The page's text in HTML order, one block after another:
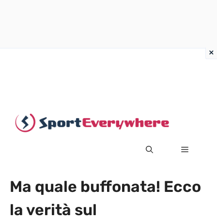
MENU
Ma quale buffonata! Ecco
la verità sul